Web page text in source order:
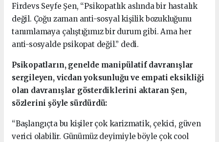
Firdevs Seyfe Şen, “Psikopatlık aslında bir hastalık
değil. Çoğu zaman anti-sosyal kişilik bozukluğunu
tanımlamaya çalıştığımız bir durum gibi. Ama her
anti-sosyalde psikopat değil.” dedi.
Psikopatların, genelde manipülatif davranışlar
sergileyen, vicdan yoksunluğu ve empati eksikliği
olan davranışlar gösterdiklerini aktaran Şen,
sözlerini şöyle sürdürdü:
“Başlangıçta bu kişiler çok karizmatik, çekici, güven
verici olabilir. Günümüz deyimiyle böyle çok cool